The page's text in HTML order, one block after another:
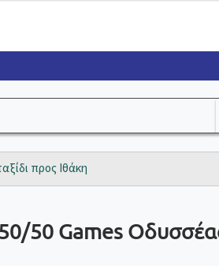
προς Ιθάκη
50/50 Games